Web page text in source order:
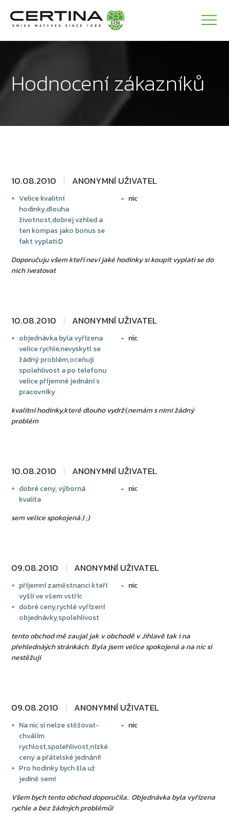
Hodnocení zákazníků
10.08.2010 ANONYMNÍ UŽIVATEL
Velice kvalitní
hodinky,dlouha
životnost,dobrej vzhled a
ten kompas jako bonus se
fakt vyplati:D
nic
Doporučuju všem kteří neví jaké hodinky si koupit vyplati se do
nich ivestovat
10.08.2010 ANONYMNÍ UŽIVATEL
objednávka byla vyřízena
velice rychle,nevyskytl se
žádný problém,oceňuji
spolehlivost a po telefonu
velice příjemné jednání s
pracovníky
nic
kvalitní hodinky,které dlouho vydrží,nemám s nimi žádný
problém
10.08.2010 ANONYMNÍ UŽIVATEL
dobré ceny, výborná
kvalita
nic
sem velice spokojená:) ;)
09.08.2010 ANONYMNÍ UŽIVATEL
příjemní zaměstnanci kteří
vyšli ve všem vstříc
dobré ceny,rychlé vyřízení
objednávky,spolehlivost
nic
tento obchod mě zaujal jak v obchodě v Jihlavě tak i na
přehlednáých stránkách. Byla jsem velice spokojená a na nic si
nestěžuji
09.08.2010 ANONYMNÍ UŽIVATEL
Na nic si nelze stěžovat-
chválím
rychlost,spolehlivost,nízké
ceny a přátelské jednání!
Pro hodinky bych šla už
jedině sem!
nic
Všem bych tento obchod doporučila.. Objednávka byla vyřízena
rychle a bez žádných problémů!